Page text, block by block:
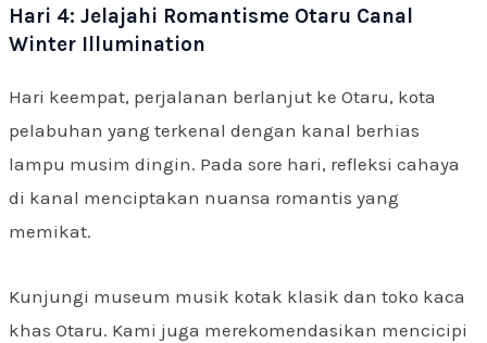
Hari 4: Jelajahi Romantisme Otaru Canal
Winter Illumination
Hari keempat, perjalanan berlanjut ke Otaru, kota
pelabuhan yang terkenal dengan kanal berhias
lampu musim dingin. Pada sore hari, refleksi cahaya
di kanal menciptakan nuansa romantis yang
memikat.
Kunjungi museum musik kotak klasik dan toko kaca
khas Otaru. Kami juga merekomendasikan mencicipi